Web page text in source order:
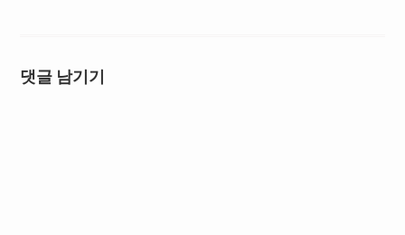
댓글 남기기